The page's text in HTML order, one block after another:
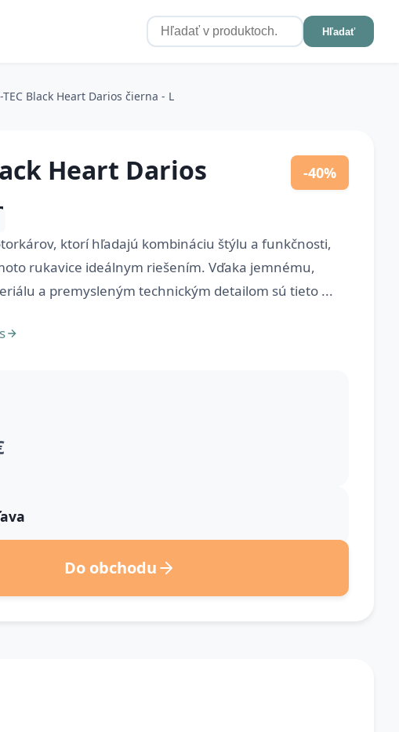
Hľadať
TEC Black Heart Darios čierna - L
Heart Darios
-40%
ktorí hľadajú kombináciu štýlu a funkčnosti,
rukavice ideálnym riešením. Vďaka jemnému,
a premysleným technickým detailom sú tieto ...
Do obchodu